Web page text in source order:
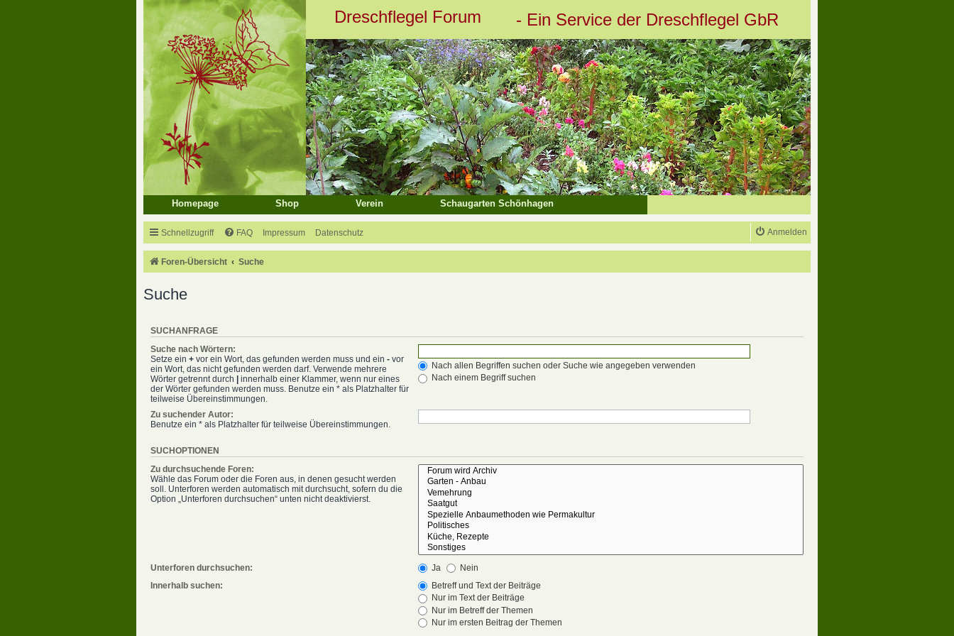
Dreschflegel Forum - Ein Service der Dreschflegel GbR
Homepage Shop Verein Schaugarten Schönhagen
Schnellzugriff FAQ Impressum Datenschutz Anmelden
Foren-Übersicht Suche
Suche
SUCHANFRAGE
Suche nach Wörtern:
Setze ein + vor ein Wort, das gefunden werden muss und ein - vor
ein Wort, das nicht gefunden werden darf. Verwende mehrere
Wörter getrennt durch
innerhalb einer Klammer, wenn nur eines
der Wörter gefunden werden muss. Benutze ein * als Platzhalter für
teilweise Übereinstimmungen.
Nach allen Begriffen suchen oder Suche wie angegeben verwenden
Nach einem Begriff suchen
Zu suchender Autor:
Benutze ein * als Platzhalter für teilweise Übereinstimmungen.
SUCHOPTIONEN
Zu durchsuchende Foren:
Wähle das Forum oder die Foren aus, in denen gesucht werden
soll. Unterforen werden automatisch mit durchsucht, sofern du die
Option „Unterforen durchsuchen“ unten nicht deaktivierst.
Unterforen durchsuchen: Ja
Nein
Innerhalb suchen:
Betreff und Text der Beiträge
Nur im Text der Beiträge
Nur im Betreff der Themen
Nur im ersten Beitrag der Themen